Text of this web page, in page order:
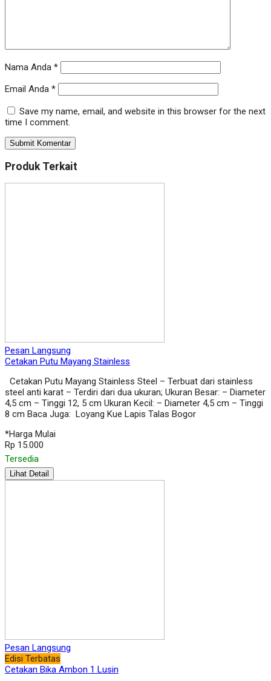
Nama Anda *
Email Anda *
Save my name, email, and website in this browser for the next
time I comment.
Produk Terkait
Pesan Langsung
Cetakan Putu Mayang Stainless
Cetakan Putu Mayang Stainless Steel – Terbuat dari stainless
steel anti karat – Terdiri dari dua ukuran; Ukuran Besar: – Diameter
4,5 cm – Tinggi 12, 5 cm Ukuran Kecil: – Diameter 4,5 cm – Tinggi
8 cm Baca Juga: Loyang Kue Lapis Talas Bogor
*Harga Mulai
Rp 15.000
Tersedia
Lihat Detail
Pesan Langsung
Edisi Terbatas
Cetakan Bika Ambon 1 Lusin